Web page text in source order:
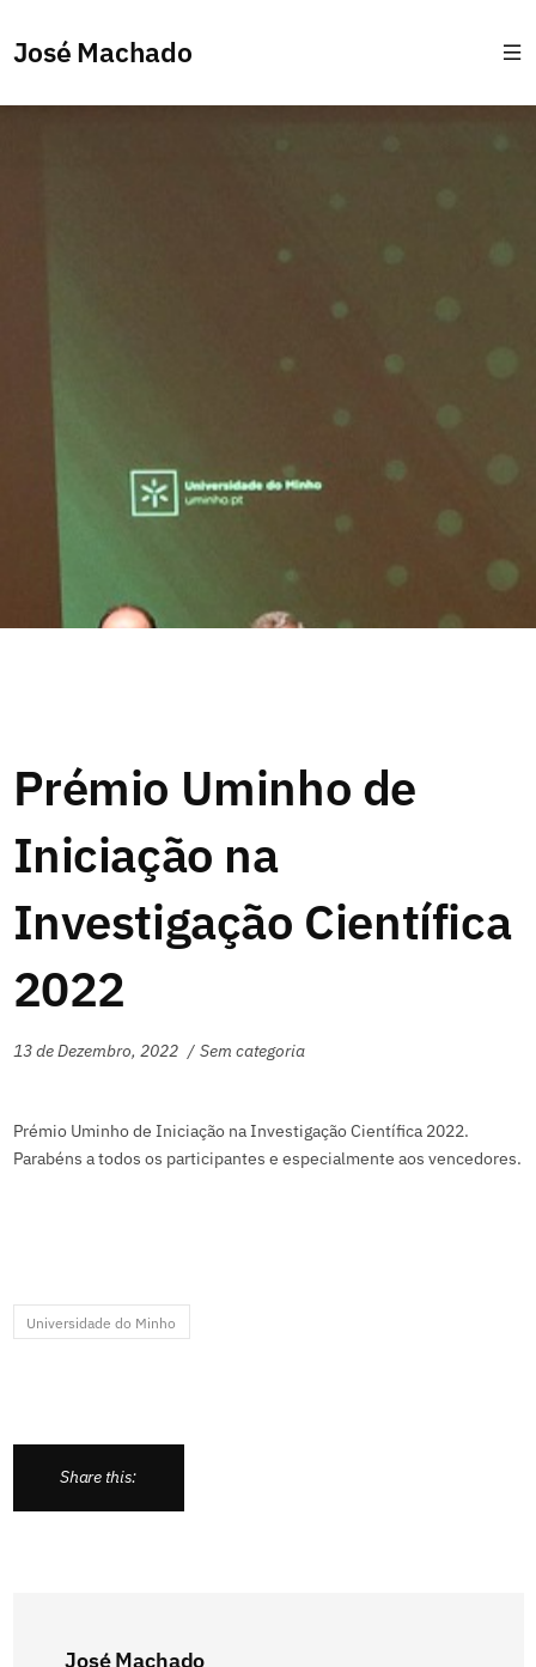
José Machado
Prémio Uminho de
Iniciação na
Investigação Científica
2022
13 de Dezembro, 2022 Sem categoria
Prémio Uminho de Iniciação na Investigação Científica 2022.
Parabéns a todos os participantes e especialmente aos vencedores.
Universidade do Minho
Share this:
José Machado